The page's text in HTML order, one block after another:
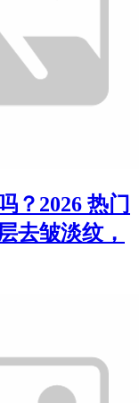
？2026 热门
去皱淡纹，